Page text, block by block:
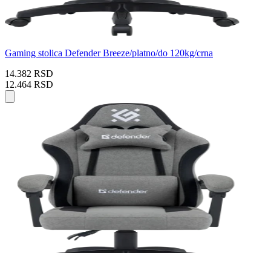
Gaming stolica Defender Breeze/platno/do 120kg/crna
14.382 RSD
12.464 RSD